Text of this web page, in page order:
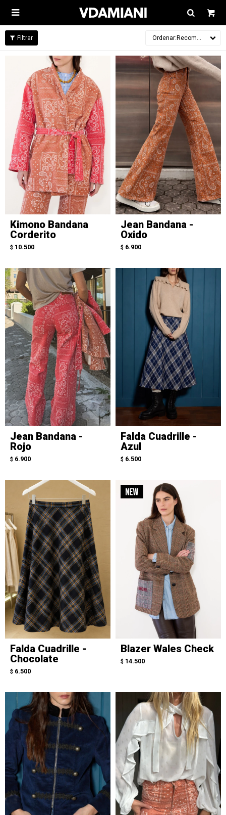

Recomendados
Kimono Bandana
Corderito
$ 10.500
Jean Bandana -
Oxido
$ 6.900
Jean Bandana -
Rojo
$ 6.900
Falda Cuadrille -
Azul
$ 6.500
Falda Cuadrille -
Chocolate
$ 6.500
Blazer Wales Check
$ 14.500